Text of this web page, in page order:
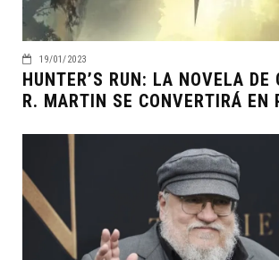
19/01/2023
HUNTER’S RUN: LA NOVELA DE
R. MARTIN SE CONVERTIRÁ EN